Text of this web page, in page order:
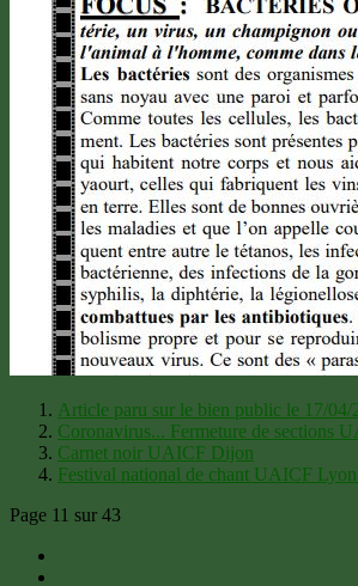
Article paru sur le bien public le 17/04/
Coronavirus... Fermeture de sections
Carnet noir UAICF Dijon
Festival national de chant UAICF
Page 11 sur 43